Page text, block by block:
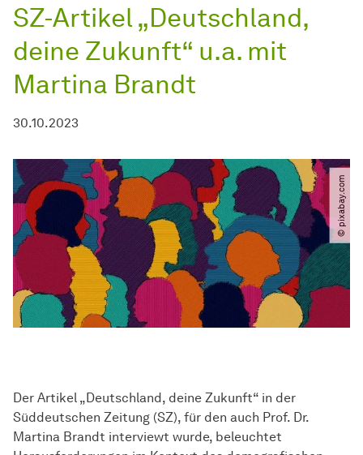
SZ-Artikel „Deutschland,
deine Zukunft“ u.a. mit
Martina Brandt
30.10.2023
© pixabay.com
Der Artikel „Deutschland, deine Zukunft“ in der
Süddeutschen Zeitung (SZ), für den auch Prof. Dr.
Martina Brandt interviewt wurde, beleuchtet